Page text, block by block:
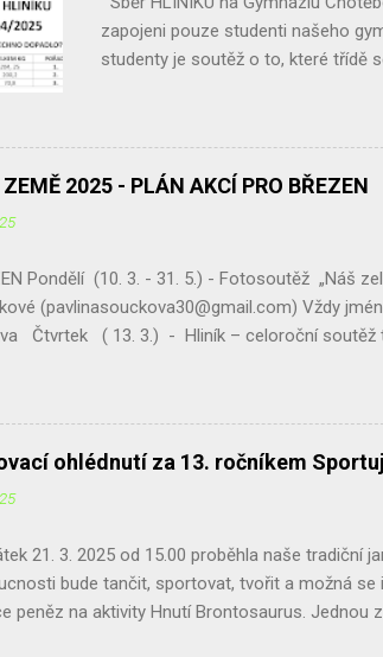
zapojeni pouze studenti našeho
studenty je soutěž o to, které třídě
sběru. Letos zvítězila třída kvinta ,
v červnu zasloužený výlet. Na
rozdíl mezi těmito třídami opravdu
ZEMĚ 2025 - PLÁN AKCÍ PRO BŘEZEN
Pondělí (10. 3. - 31. 5.) - Fotosoutěž „Náš
(pavlinasouckova30@gmail.com) Vždy
Čtvrtek ( 13. 3.) - Hliník – celoroční soutěž
naší největší akce pro veřejnost poputuje
a zároveň podpořit dobrou věc! Pátek (21.
(31. 3.) - Krajské kolo Geologické olympiády
ohlédnutí za 13. ročníkem
21. 3. 2025 od 15.00 proběhla naše tradiční
bude tančit, sportovat, tvořit a možná
peněz na aktivity Hnutí Brontosaurus.